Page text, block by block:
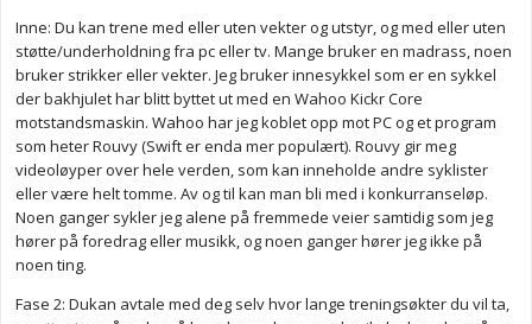
Inne: Du kan trene med eller uten vekter og utstyr, og med eller uten
støtte/underholdning fra pc eller tv. Mange bruker en madrass, noen
bruker strikker eller vekter. Jeg bruker innesykkel som er en sykkel
der bakhjulet har blitt byttet ut med en Wahoo Kickr Core
motstandsmaskin. Wahoo har jeg koblet opp mot PC og et program
som heter Rouvy (Swift er enda mer populært). Rouvy gir meg
videoløyper over hele verden, som kan inneholde andre syklister
eller være helt tomme. Av og til kan man bli med i konkurranseløp.
Noen ganger sykler jeg alene på fremmede veier samtidig som jeg
hører på foredrag eller musikk, og noen ganger hører jeg ikke på
noen ting.
Fase 2: Dukan avtale med deg selv hvor lange treningsøkter du vil ta,